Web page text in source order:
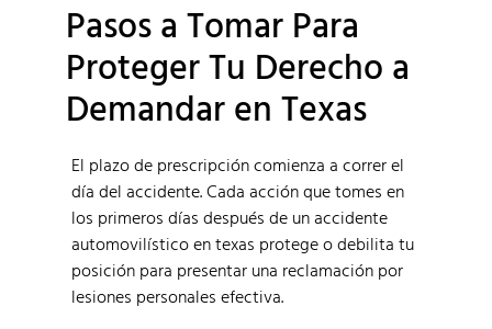
Pasos a Tomar Para
Proteger Tu Derecho a
Demandar en Texas
El plazo de prescripción comienza a correr el
día del accidente. Cada acción que tomes en
los primeros días después de un accidente
automovilístico en texas protege o debilita tu
posición para presentar una reclamación por
lesiones personales efectiva.